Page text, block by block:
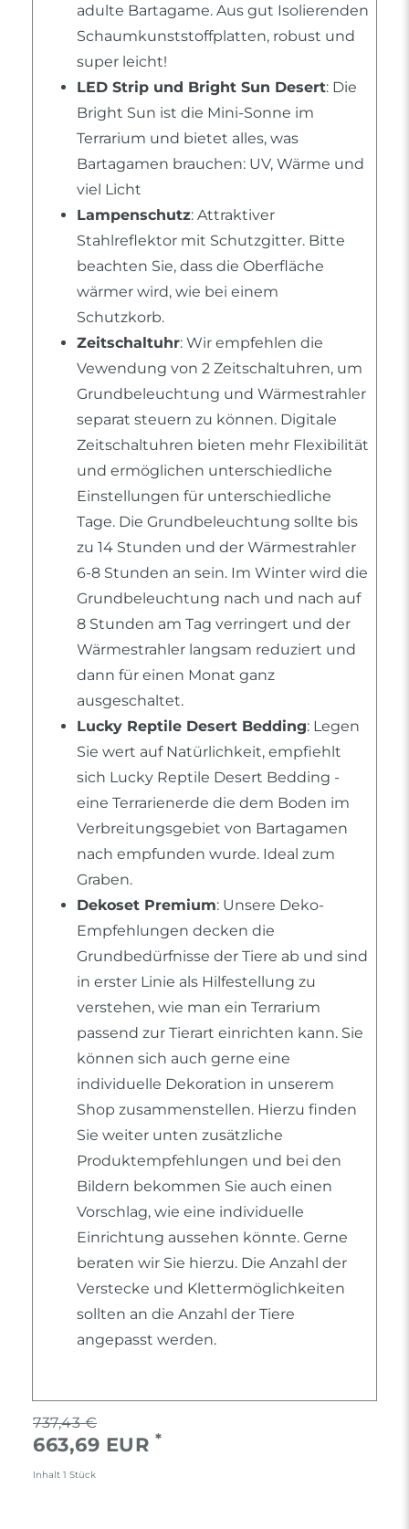
adulte Bartagame. Aus gut Isolierenden
Schaumkunststoffplatten, robust und
super leicht!
LED Strip und Bright Sun Desert: Die
Bright Sun ist die Mini-Sonne im
Terrarium und bietet alles, was
Bartagamen brauchen: UV, Wärme und
viel Licht
Lampenschutz: Attraktiver
Stahlreflektor mit Schutzgitter. Bitte
beachten Sie, dass die Oberfläche
wärmer wird, wie bei einem
Schutzkorb.
Zeitschaltuhr: Wir empfehlen die
Vewendung von 2 Zeitschaltuhren, um
Grundbeleuchtung und Wärmestrahler
separat steuern zu können. Digitale
Zeitschaltuhren bieten mehr Flexibilität
und ermöglichen unterschiedliche
Einstellungen für unterschiedliche
Tage. Die Grundbeleuchtung sollte bis
zu 14 Stunden und der Wärmestrahler
6-8 Stunden an sein. Im Winter wird die
Grundbeleuchtung nach und nach auf
8 Stunden am Tag verringert und der
Wärmestrahler langsam reduziert und
dann für einen Monat ganz
ausgeschaltet.
Lucky Reptile Desert Bedding: Legen
Sie wert auf Natürlichkeit, empfiehlt
sich Lucky Reptile Desert Bedding -
eine Terrarienerde die dem Boden im
Verbreitungsgebiet von Bartagamen
nach empfunden wurde. Ideal zum
Graben.
Dekoset Premium: Unsere Deko-
Empfehlungen decken die
Grundbedürfnisse der Tiere ab und sind
in erster Linie als Hilfestellung zu
verstehen, wie man ein Terrarium
passend zur Tierart einrichten kann. Sie
können sich auch gerne eine
individuelle Dekoration in unserem
Shop zusammenstellen. Hierzu finden
Sie weiter unten zusätzliche
Produktempfehlungen und bei den
Bildern bekommen Sie auch einen
Vorschlag, wie eine individuelle
Einrichtung aussehen könnte. Gerne
beraten wir Sie hierzu. Die Anzahl der
Verstecke und Klettermöglichkeiten
sollten an die Anzahl der Tiere
angepasst werden.
737,43 €
663,69 EUR *
Inhalt 1 Stück